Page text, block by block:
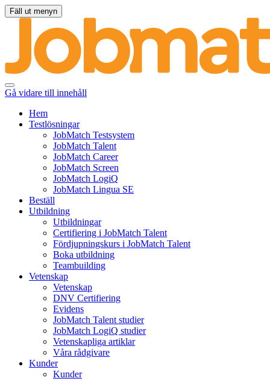
Fäll ut menyn
Gå vidare till innehåll
Hem
Testlösningar
JobMatch Testsystem
JobMatch Talent
JobMatch Career
JobMatch Screen
JobMatch LogiQ
JobMatch Lingua SE
Beställ
Utbildning
Utbildningar
Certifiering i JobMatch Talent
Fördjupningskurs i JobMatch Talent
Boka utbildning
Teambuilding
Vetenskap
Vetenskap
DNV Certifiering
Evidens
JobMatch Talent studier
JobMatch LogiQ studier
Vetenskapliga artiklar
Våra rådgivare
Kunder
Kunder